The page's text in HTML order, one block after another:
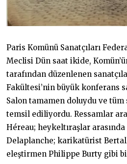
Paris Komünü Sanatçıları
Meclisi Dün saat ikide,
tarafından düzenlenen
Fakültesi’nin büyük konferans
Salon tamamen doluydu ve tüm
temsil ediliyordu. Ressamlar
Héreau; heykeltıraşlar
Delaplanche; karikatürist
eleştirmen Philippe Burty gibi